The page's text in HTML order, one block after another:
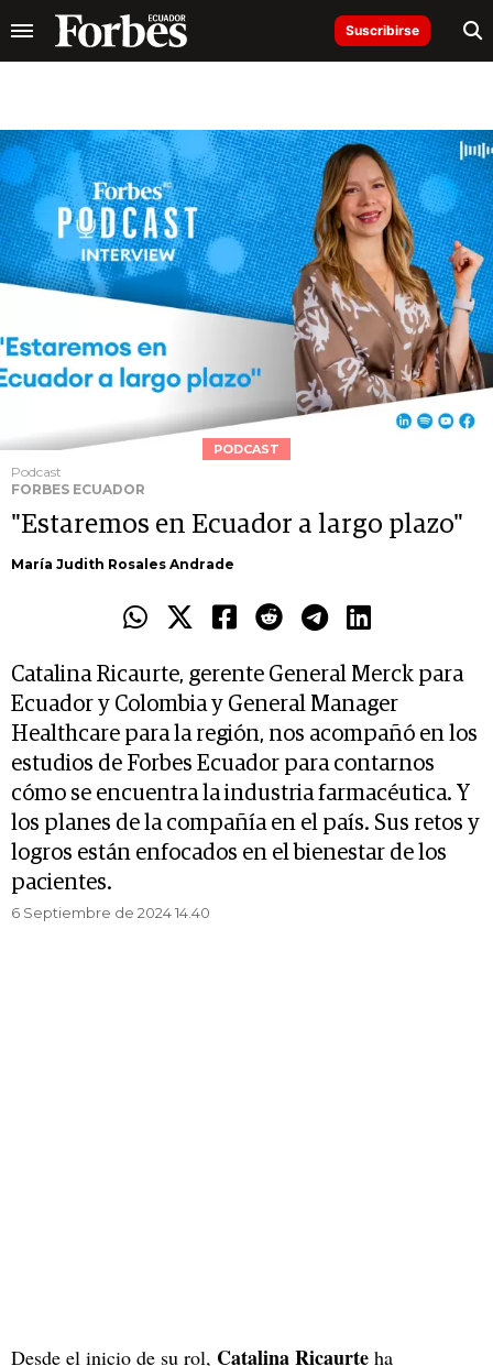
Suscribirse
PODCAST
Podcast
FORBES ECUADOR
"Estaremos en Ecuador a largo plazo"
María Judith Rosales Andrade
Catalina Ricaurte, gerente General Merck para
Ecuador y Colombia y General Manager
Healthcare para la región, nos acompañó en los
estudios de Forbes Ecuador para contarnos
cómo se encuentra la industria farmacéutica. Y
los planes de la compañía en el país. Sus retos y
logros están enfocados en el bienestar de los
pacientes.
6 Septiembre de 2024 14.40
Desde el inicio de su rol, Catalina Ricaurte ha